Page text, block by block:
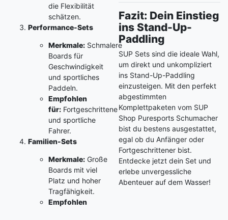
die Flexibilität
schätzen.
Performance-Sets
Merkmale: Schmalere
Boards für
Geschwindigkeit
und sportliches
Paddeln.
Empfohlen
für: Fortgeschrittene
und sportliche
Fahrer.
Familien-Sets
Merkmale: Große
Boards mit viel
Platz und hoher
Tragfähigkeit.
Empfohlen
Fazit: Dein Einstieg
ins Stand-Up-
Paddling
SUP Sets sind die ideale Wahl,
um direkt und unkompliziert
ins Stand-Up-Paddling
einzusteigen. Mit den perfekt
abgestimmten
Komplettpaketen vom SUP
Shop Puresports Schumacher
bist du bestens ausgestattet,
egal ob du Anfänger oder
Fortgeschrittener bist.
Entdecke jetzt dein Set und
erlebe unvergessliche
Abenteuer auf dem Wasser!